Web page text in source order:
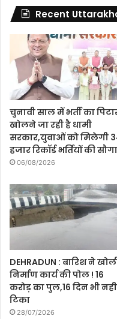
Recent
चुनावी साल में भर्ती का
खोलने जा रही है धामी
सरकार,युवाओं को मिलेगी
हजार रिकॉर्ड भर्तियों की
06/08/2026
DEHRADUN : बारिश ने
निर्माण कार्य की पोल ! 16
करोड़ का पुल,16 दिन भी नही
टिका
28/07/2026